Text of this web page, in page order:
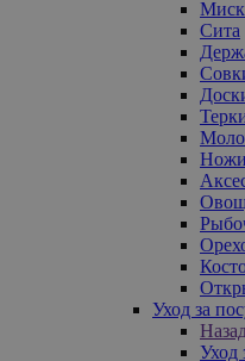
Сита
Уход за
Уход